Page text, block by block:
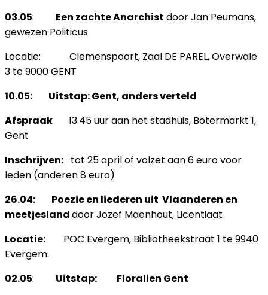
03.05: Een zachte Anarchist door Jan Peumans,
gewezen Politicus
Locatie: Clemenspoort, Zaal DE PAREL, Overwale
3 te 9000 GENT
10.05: Uitstap: Gent, anders verteld
Afspraak 13.45 uur aan het stadhuis, Botermarkt 1,
Gent
Inschrijven: tot 25 april of volzet aan 6 euro voor
leden (anderen 8 euro)
26.04: Poezie en liederen uit Vlaanderen en
meetjeslanddoor Jozef Maenhout, Licentiaat
Locatie: POC Evergem, Bibliotheekstraat 1 te 9940
Evergem.
02.05: Uitstap: Floralien Gent